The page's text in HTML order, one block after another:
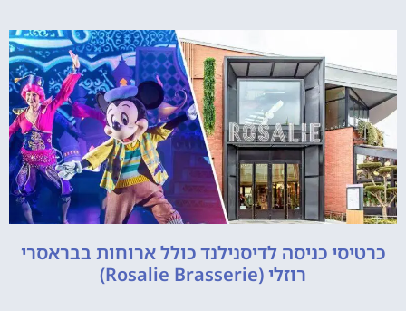
כרטיסי כניסה לדיסנילנד כולל ארוחות בבראסרי
רוזלי (Rosalie Brasserie)